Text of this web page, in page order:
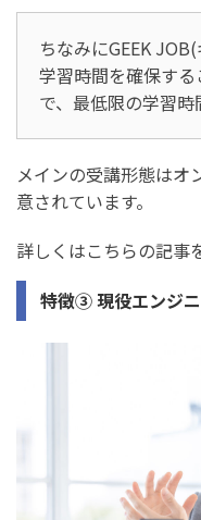
ちなみにGEEK
学習時間を確保す
で、最低限の学習時
メインの受講形態はオ
意されています。
詳しくはこちらの記事
特徴③ 現役エンジ